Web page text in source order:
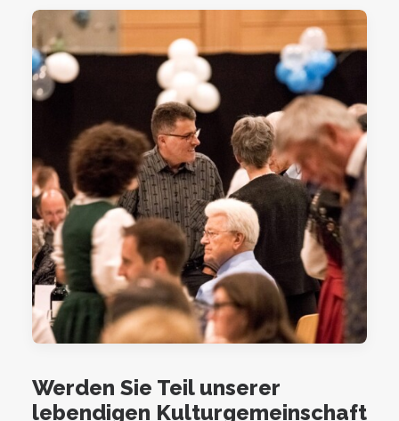
Werden Sie Teil unserer
lebendigen Kulturgemeinschaft